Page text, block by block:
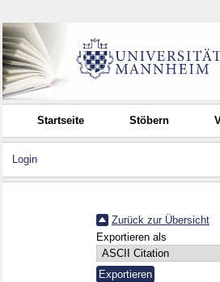
Startseite Stöbern
Login
Zurück zur Übersicht
Exportieren als